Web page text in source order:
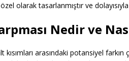
olarak tasarlanmıştır ve
Nedir ve
kısımları arasındaki potansiyel